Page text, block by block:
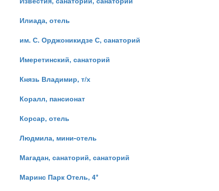
Илиада, отель
им. С. Орджоникидзе С, санаторий
Имеретинский, санаторий
Князь Владимир, т/х
Коралл, пансионат
Корсар, отель
Людмила, мини-отель
Магадан, санаторий, санаторий
Маринс Парк Отель, 4*